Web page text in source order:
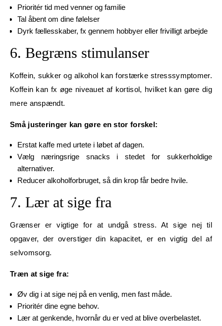
Prioritér tid med venner og familie
Tal åbent om dine følelser
Dyrk fællesskaber, fx gennem hobbyer eller frivilligt arbejde
6. Begræns stimulanser
Koffein, sukker og alkohol kan forstærke stresssymptomer.
Koffein kan fx øge niveauet af kortisol, hvilket kan gøre dig
mere anspændt.
Små justeringer kan gøre en stor forskel:
Erstat kaffe med urtete i løbet af dagen.
Vælg næringsrige snacks i stedet for sukkerholdige
alternativer.
Reducer alkoholforbruget, så din krop får bedre hvile.
7. Lær at sige fra
Grænser er vigtige for at undgå stress. At sige nej til
opgaver, der overstiger din kapacitet, er en vigtig del af
selvomsorg.
Træn at sige fra:
Øv dig i at sige nej på en venlig, men fast måde.
Prioritér dine egne behov.
Lær at genkende, hvornår du er ved at blive overbelastet.